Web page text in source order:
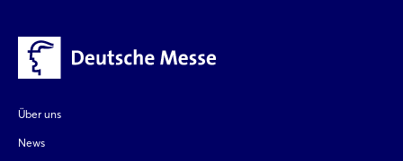
Über uns
News